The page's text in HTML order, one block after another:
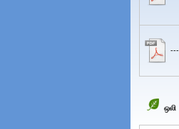
---
ஒலி